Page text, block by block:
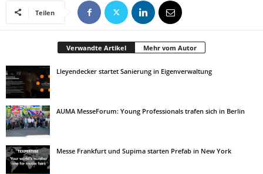
Teilen
Verwandte Artikel Mehr vom Autor
Lleyendecker startet Sanierung in Eigenverwaltung
AUMA MesseForum: Young Professionals trafen sich in Berlin
Messe Frankfurt und Supima starten Prefab in New York